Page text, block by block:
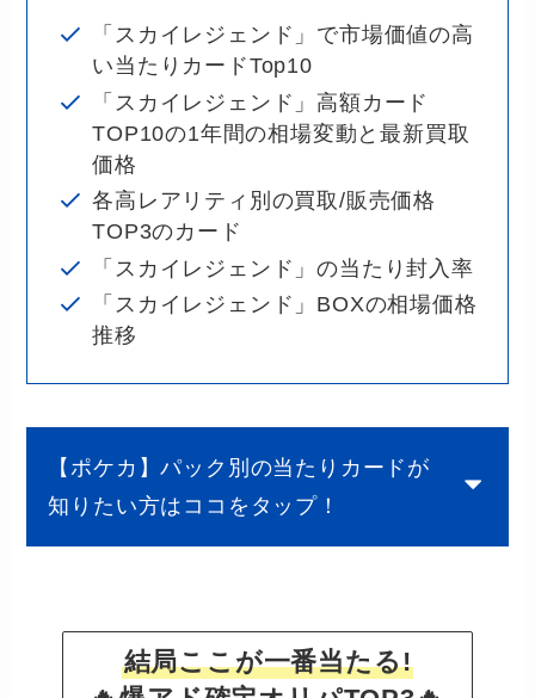
「スカイレジェンド」で市場価値の高
い当たりカードTop10
「スカイレジェンド」高額カード
TOP10の1年間の相場変動と最新買取
価格
各高レアリティ別の買取/販売価格
TOP3のカード
「スカイレジェンド」の当たり封入率
「スカイレジェンド」BOXの相場価格
推移
【ポケカ】パック別の当たりカードが
知りたい方はココをタップ！
結局ここが一番当たる!